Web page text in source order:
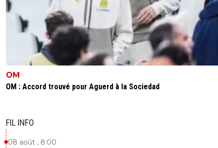
OM
OM : Accord trouvé pour Aguerd à la Sociedad
FIL INFO
08 août , 8:00